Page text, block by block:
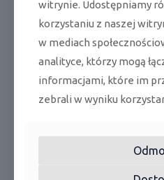
Moduł WiFi
Funkcja I-Feel
Ilość biegów wentylatora
jedn. wewn.
Możliwość podłączenia
witrynie. Udostępniamy
korzystaniu z naszej
w mediach
analityce, którzy mogą
informacjami, które im
zebrali w wyniku